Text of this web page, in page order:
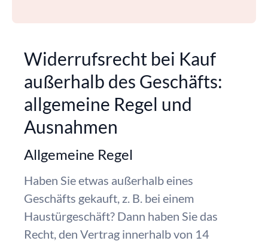
Widerrufsrecht bei Kauf
außerhalb des Geschäfts:
allgemeine Regel und
Ausnahmen
Allgemeine Regel
Haben Sie etwas außerhalb eines
Geschäfts gekauft, z. B. bei einem
Haustürgeschäft? Dann haben Sie das
Recht, den Vertrag innerhalb von 14